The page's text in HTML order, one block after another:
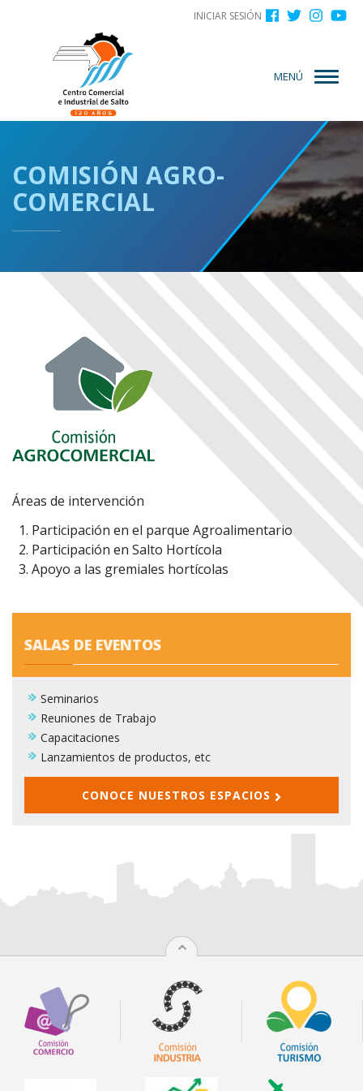
contenido
Menú
cuenta
usuario
INICIAR SESIÓN
MENÚ
COMISIÓN AGRO-
COMERCIAL
Áreas de intervención
Participación en el parque Agroalimentario
Participación en Salto Hortícola
Apoyo a las gremiales hortícolas
SALAS DE EVENTOS
Seminarios
Reuniones de Trabajo
Capacitaciones
Lanzamientos de productos, etc
CONOCE NUESTROS ESPACIOS